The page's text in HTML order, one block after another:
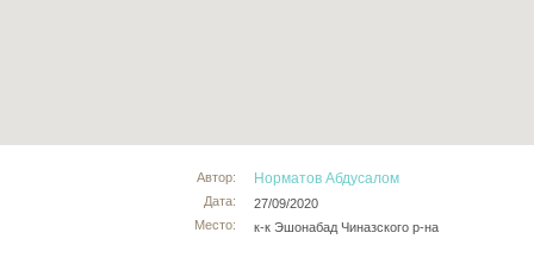
Автор:
Дата:
Место:
Норматов Абдусалом
27/09/2020
к-к Эшонабад Чиназского р-на